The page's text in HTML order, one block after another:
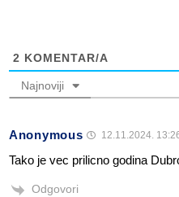
2 KOMENTAR/A
Najnoviji
Anonymous 12.11.2024.
Tako je vec prilicno godina
Odgovori